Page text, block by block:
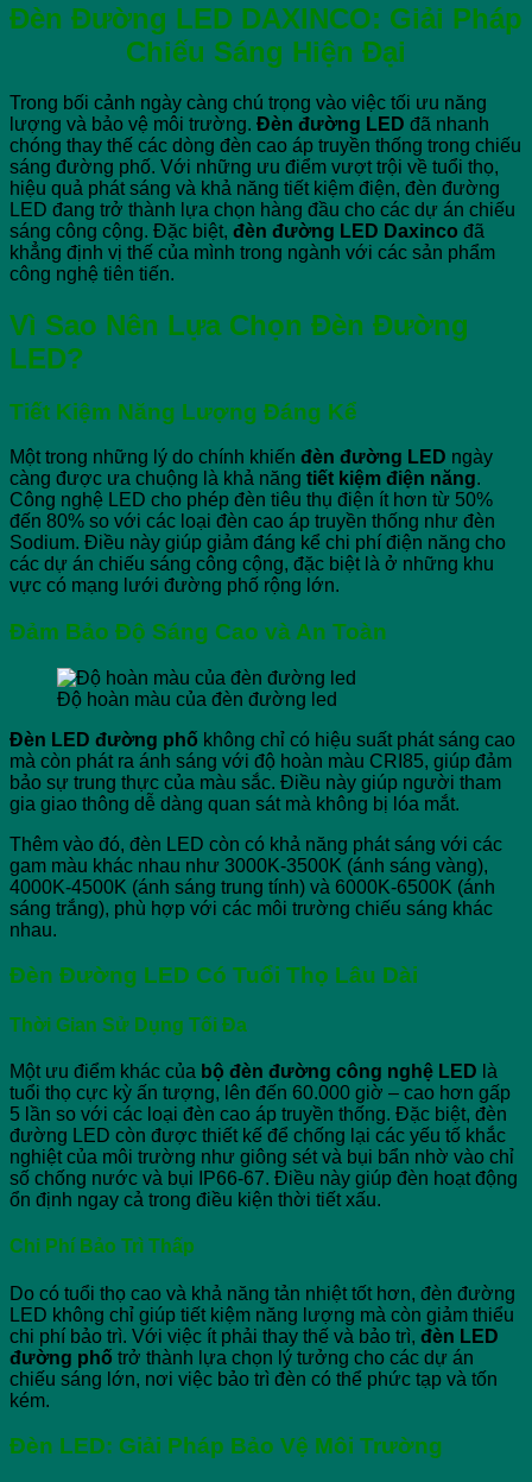
Đèn Đường LED DAXINCO: Giải Pháp
Chiếu Sáng Hiện Đại
Trong bối cảnh ngày càng chú trọng vào việc tối ưu năng
lượng và bảo vệ môi trường. Đèn đường LED đã nhanh
chóng thay thế các dòng đèn cao áp truyền thống trong chiếu
sáng đường phố. Với những ưu điểm vượt trội về tuổi thọ,
hiệu quả phát sáng và khả năng tiết kiệm điện, đèn đường
LED đang trở thành lựa chọn hàng đầu cho các dự án chiếu
sáng công cộng. Đặc biệt, đèn đường LED Daxinco đã
khẳng định vị thế của mình trong ngành với các sản phẩm
công nghệ tiên tiến.
Vì Sao Nên Lựa Chọn Đèn Đường
LED?
Tiết Kiệm Năng Lượng Đáng Kể
Một trong những lý do chính khiến đèn đường LED ngày
càng được ưa chuộng là khả năng tiết kiệm điện năng.
Công nghệ LED cho phép đèn tiêu thụ điện ít hơn từ 50%
đến 80% so với các loại đèn cao áp truyền thống như đèn
Sodium. Điều này giúp giảm đáng kể chi phí điện năng cho
các dự án chiếu sáng công cộng, đặc biệt là ở những khu
vực có mạng lưới đường phố rộng lớn.
Đảm Bảo Độ Sáng Cao và An Toàn
Độ hoàn màu của đèn đường led
Đèn LED đường phố không chỉ có hiệu suất phát sáng cao
mà còn phát ra ánh sáng với độ hoàn màu CRI85, giúp đảm
bảo sự trung thực của màu sắc. Điều này giúp người tham
gia giao thông dễ dàng quan sát mà không bị lóa mắt.
Thêm vào đó, đèn LED còn có khả năng phát sáng với các
gam màu khác nhau như 3000K-3500K (ánh sáng vàng),
4000K-4500K (ánh sáng trung tính) và 6000K-6500K (ánh
sáng trắng), phù hợp với các môi trường chiếu sáng khác
nhau.
Đèn Đường LED Có Tuổi Thọ Lâu Dài
Thời Gian Sử Dụng Tối Đa
Một ưu điểm khác của bộ đèn đường công nghệ LED là
tuổi thọ cực kỳ ấn tượng, lên đến 60.000 giờ – cao hơn gấp
5 lần so với các loại đèn cao áp truyền thống. Đặc biệt, đèn
đường LED còn được thiết kế để chống lại các yếu tố khắc
nghiệt của môi trường như giông sét và bụi bẩn nhờ vào chỉ
số chống nước và bụi IP66-67. Điều này giúp đèn hoạt động
ổn định ngay cả trong điều kiện thời tiết xấu.
Chi Phí Bảo Trì Thấp
Do có tuổi thọ cao và khả năng tản nhiệt tốt hơn, đèn đường
LED không chỉ giúp tiết kiệm năng lượng mà còn giảm thiểu
chi phí bảo trì. Với việc ít phải thay thế và bảo trì, đèn LED
đường phố trở thành lựa chọn lý tưởng cho các dự án
chiếu sáng lớn, nơi việc bảo trì đèn có thể phức tạp và tốn
kém.
Đèn LED: Giải Pháp Bảo Vệ Môi Trường